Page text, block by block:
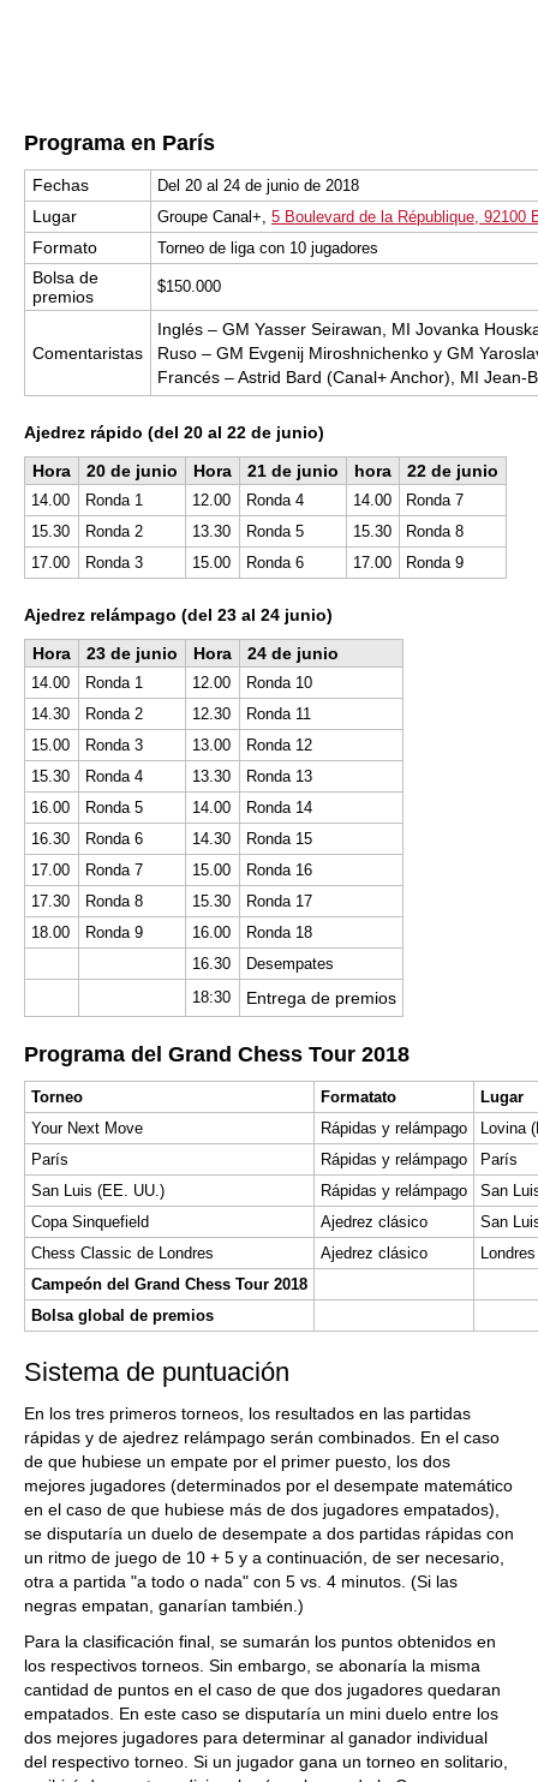
Programa en París
Fechas Del 20 al 24 de junio de 2018
Lugar Groupe Canal+, 5 Boulevard de la République, 92100
Formato Torneo de liga con 10 jugadores
Bolsa de
premios
$150.000
Comentaristas
Inglés – GM Yasser Seirawan, MI Jovanka
Ruso – GM Evgenij Miroshnichenko y GM
Francés – Astrid Bard (Canal+ Anchor), MI
Ajedrez rápido (del 20 al 22 de junio)
Hora
20 de junio Hora 21 de junio hora 22 de junio
14.00 Ronda 1 12.00 Ronda 4 14.00
Ronda 7
15.30
Ronda 2 13.30 Ronda 5 15.30
Ronda 8
17.00
Ronda 3 15.00 Ronda 6 17.00 Ronda 9
Ajedrez relámpago (del 23 al 24 junio)
Hora
23 de junio Hora 24 de junio
14.00 Ronda 1 12.00
Ronda 10
14.30
Ronda 2 12.30
Ronda 11
15.00
Ronda 3 13.00
Ronda 12
15.30
Ronda 4 13.30
Ronda 13
16.00
Ronda 5 14.00
Ronda 14
16.30
Ronda 6 14.30
Ronda 15
17.00
Ronda 7 15.00
Ronda 16
17.30
Ronda 8 15.30
Ronda 17
18.00
Ronda 9 16.00
Ronda 18
16.30
Desempates
18:30
Entrega de premios
Programa del Grand Chess Tour 2018
Torneo Formatato
Lugar
Your Next Move
Rápidas y relámpago
Lovina
París
Rápidas y relámpago
París
San Luis (EE. UU.)
Rápidas y relámpago
San
Copa Sinquefield
Ajedrez clásico
San
Chess Classic de Londres
Ajedrez clásico
Londres
Campeón del Grand Chess Tour 2018
Bolsa global de premios
Sistema de puntuación
En los tres primeros torneos, los resultados en las partidas
rápidas y de ajedrez relámpago serán combinados. En el caso
de que hubiese un empate por el primer puesto, los dos
mejores jugadores (determinados por el desempate matemático
en el caso de que hubiese más de dos jugadores empatados),
se disputaría un duelo de desempate a dos partidas rápidas con
un ritmo de juego de 10 + 5 y a continuación, de ser necesario,
otra a partida "a todo o nada" con 5 vs. 4 minutos. (Si las
negras empatan, ganarían también.)
Para la clasificación final, se sumarán los puntos obtenidos en
los respectivos torneos. Sin embargo, se abonaría la misma
cantidad de puntos en el caso de que dos jugadores quedaran
empatados. En este caso se disputaría un mini duelo entre los
dos mejores jugadores para determinar al ganador individual
del respectivo torneo. Si un jugador gana un torneo en solitario,